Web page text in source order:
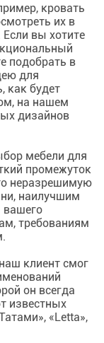
кровать
их в
вы хотите
подобрать в
для
как будет
на нашем
дизайнов
мебели для
промежуток
неразрешимую
, наилучшим
требованиям
клиент смог
он всегда
известных
«Letta»,